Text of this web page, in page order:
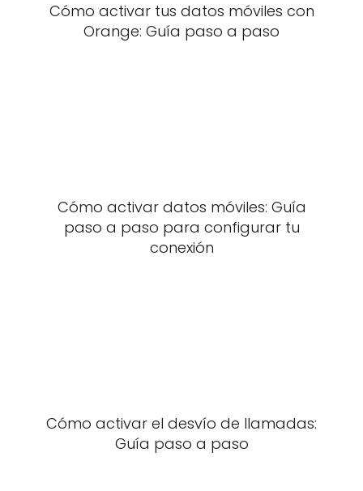
Cómo activar tus datos móviles con
Orange: Guía paso a paso
Cómo activar datos móviles: Guía
paso a paso para configurar tu
conexión
Cómo activar el desvío de llamadas:
Guía paso a paso